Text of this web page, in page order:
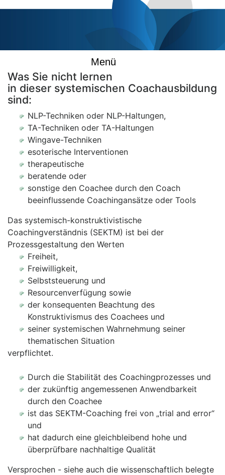
Menü
Was Sie nicht lernen
in dieser systemischen Coachausbildung
sind:
NLP-Techniken oder NLP-Haltungen,
TA-Techniken oder TA-Haltungen
Wingave-Techniken
esoterische Interventionen
therapeutische
beratende oder
sonstige den Coachee durch den Coach
beeinflussende Coachingansätze oder Tools
Das systemisch-konstruktivistische
Coachingverständnis (SEKTM) ist bei der
Prozessgestaltung den Werten
Freiheit,
Freiwilligkeit,
Selbststeuerung und
Resourcenverfügung sowie
der konsequenten Beachtung des
Konstruktivismus des Coachees und
seiner systemischen Wahrnehmung seiner
thematischen Situation
verpflichtet.
Durch die Stabilität des Coachingprozesses und
der zukünftig angemessenen Anwendbarkeit
durch den Coachee
ist das SEKTM-Coaching frei von „trial and error“
und
hat dadurch eine gleichbleibend hohe und
überprüfbare nachhaltige Qualität
Versprochen - siehe auch die wissenschaftlich belegte